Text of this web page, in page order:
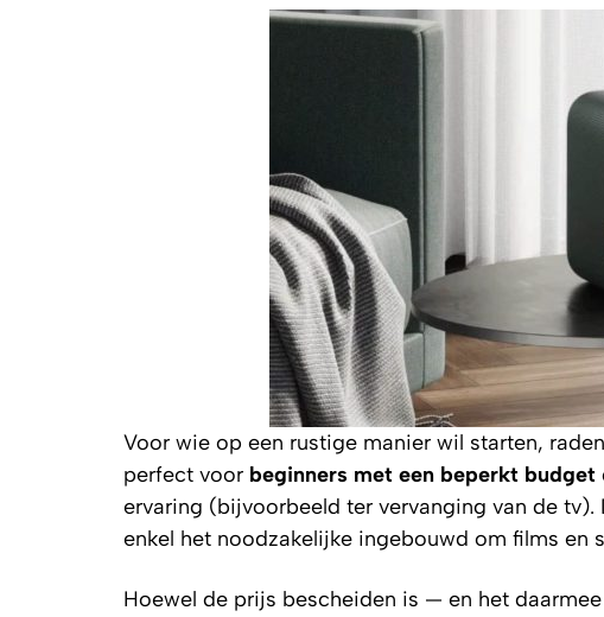
Voor wie op een rustige manier wil starten,
perfect voor beginners met een beperkt budget
ervaring (bijvoorbeeld ter vervanging van de
enkel het noodzakelijke ingebouwd om films en
Hoewel de prijs bescheiden is — en het